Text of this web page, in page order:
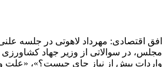
افق اقتصادی: مهرداد لاهوتی در جلسه
مجلس، در سوالاتی از وزیر جهاد کشاورزی
واردات بیش از نیاز چای چیست؟»، «علت